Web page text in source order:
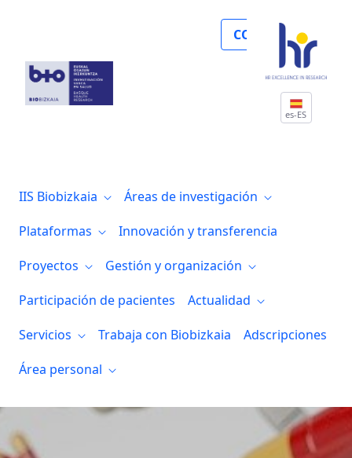
COLABORA
es-ES
IIS Biobizkaia
Áreas de investigación
Plataformas
Innovación y transferencia
Proyectos
Gestión y organización
Participación de pacientes
Actualidad
Servicios
Trabaja con Biobizkaia
Adscripciones
Área personal